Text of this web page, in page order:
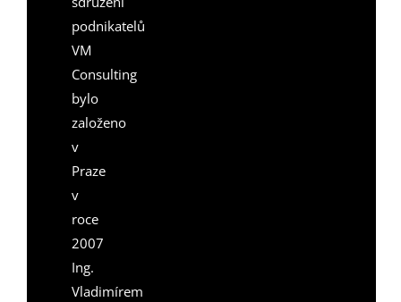
podnikatelů
VM
Consulting
bylo
založeno
v
Praze
v
roce
2007
Ing.
Vladimírem